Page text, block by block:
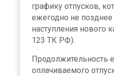
графику отпусков,
ежегодно не
наступления нового
123 ТК РФ).
Продолжительность
оплачиваемого